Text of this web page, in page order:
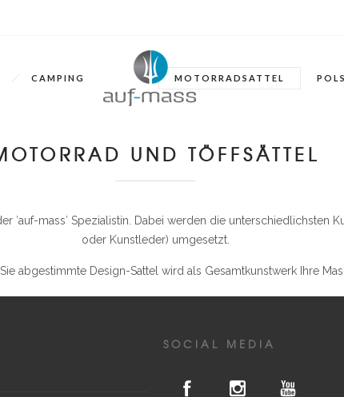
CAMPING MOTORRADSATTEL
UND TÖFFSÄTTEL
′auf-mass′ Spezialistin. Dabei werden die unterschiedlichsten
oder Kunstleder) umgesetzt.
abgestimmte Design-Sattel wird als Gesamtkunstwerk Ihre
SOCIAL MEDIA